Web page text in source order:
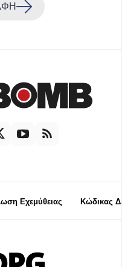
Εχεμύθειας Κώδικας